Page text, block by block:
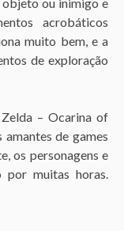
objeto ou inimigo e
acrobáticos
muito bem, e a
de exploração
– Ocarina of
de games
os personagens e
muitas horas.